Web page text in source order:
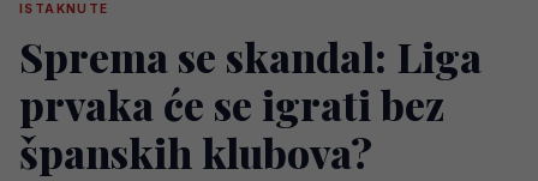
ISTAKNUTE
Sprema se skandal: Liga
prvaka će se igrati bez
španskih klubova?